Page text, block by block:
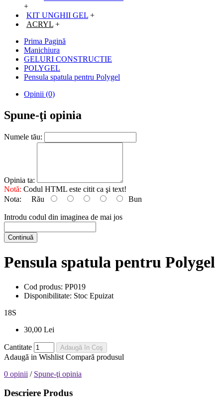
+
KIT UNGHII GEL +
ACRYL +
Prima Pagină
Manichiura
GELURI CONSTRUCTIE
POLYGEL
Pensula spatula pentru Polygel
Opinii (0)
Spune-ţi opinia
Numele tău:
Opinia ta:
Notă: Codul HTML este citit ca şi text!
Nota: Rău Bun
Introdu codul din imaginea de mai jos
Continuă
Pensula spatula pentru Polygel
Cod produs: PP019
Disponibilitate: Stoc Epuizat
18S
30,00 Lei
Cantitate Adaugă în Coş
Adaugă in Wishlist Compară produsul
0 opinii / Spune-ţi opinia
Descriere Produs